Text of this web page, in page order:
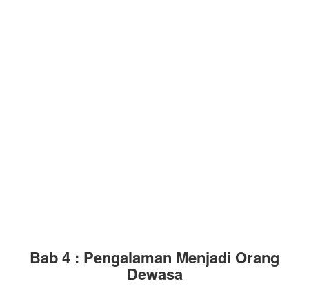
Bab 4 : Pengalaman Menjadi Orang
Dewasa